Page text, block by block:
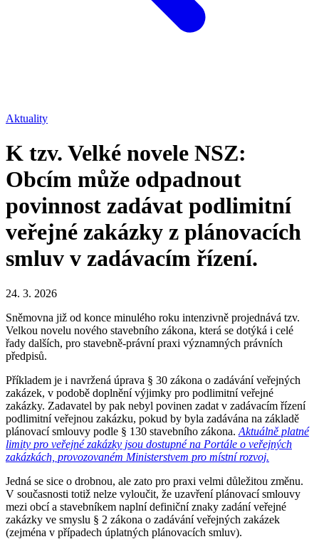
Aktuality
K tzv. Velké novele NSZ:
Obcím může odpadnout
povinnost zadávat podlimitní
veřejné zakázky z plánovacích
smluv v zadávacím řízení.
24. 3. 2026
Sněmovna již od konce minulého roku intenzivně projednává tzv.
Velkou novelu nového stavebního zákona, která se dotýká i celé
řady dalších, pro stavebně-právní praxi významných právních
předpisů.
Příkladem je i navržená úprava § 30 zákona o zadávání veřejných
zakázek, v podobě doplnění výjimky pro podlimitní veřejné
zakázky. Zadavatel by pak nebyl povinen zadat v zadávacím řízení
podlimitní veřejnou zakázku, pokud by byla zadávána na základě
plánovací smlouvy podle § 130 stavebního zákona. Aktuálně platné
limity pro veřejné zakázky jsou dostupné na Portále o veřejných
zakázkách, provozovaném Ministerstvem pro místní rozvoj.
Jedná se sice o drobnou, ale zato pro praxi velmi důležitou změnu.
V současnosti totiž nelze vyloučit, že uzavření plánovací smlouvy
mezi obcí a stavebníkem naplní definiční znaky zadání veřejné
zakázky ve smyslu § 2 zákona o zadávání veřejných zakázek
(zejména v případech úplatných plánovacích smluv).